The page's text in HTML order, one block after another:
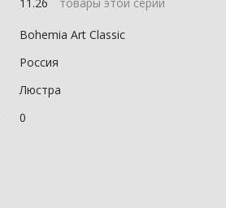
Bohemia Art Classic
Россия
Люстра
0